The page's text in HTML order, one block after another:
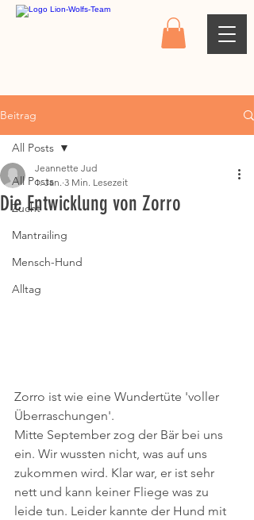
Beitrag
All Posts
Zucht
Mantrailing
Mensch-Hund
Alltag
All Posts
Die Entwicklung von Zorro
Jeannette Jud
1. Jan. 3 Min. Lesezeit
Zorro ist wie eine Wundertüte 'voller
Überraschungen'.
Mitte September zog der Bär bei uns
ein. Wir wussten nicht, was auf uns
zukommen wird. Klar war, er ist sehr
nett und kann keiner Fliege was zu
leide tun. Leider kannte der Hund mit